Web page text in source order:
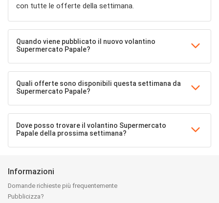
con tutte le offerte della settimana.
Quando viene pubblicato il nuovo volantino
Supermercato Papale?
Quali offerte sono disponibili questa settimana da
Supermercato Papale?
Dove posso trovare il volantino Supermercato
Papale della prossima settimana?
Informazioni
Domande richieste più frequentemente
Pubblicizza?